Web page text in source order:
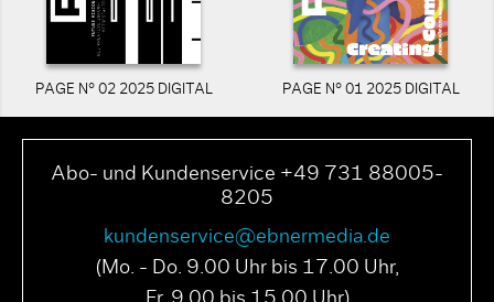
PAGE N° 02 2025 DIGITAL PAGE N° 01 2025 DIGITAL
Abo- und Kundenservice +49 731 88005-
8205
kundenservice@ebnermedia.de
(Mo. - Do. 9.00 Uhr bis 17.00 Uhr,